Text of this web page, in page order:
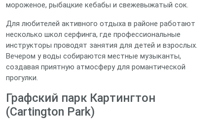
мороженое, рыбацкие кебабы и свежевыжатый сок.
Для любителей активного отдыха в районе работают
несколько школ серфинга, где профессиональные
инструкторы проводят занятия для детей и взрослых.
Вечером у воды собираются местные музыканты,
создавая приятную атмосферу для романтической
прогулки.
Графский парк Картингтон
(Cartington Park)